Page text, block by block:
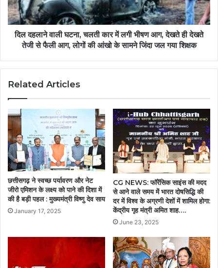
दिल दहलाने वाली घटना, चलती कार में लगी भीषण आग, देखते ही देखते
तेजी से फैली आग, लोगों की आंखो के सामने जिंदा जल गया शिक्षक
Related Articles
छत्तीसगढ़ ने स्वच्छ पर्यावरण और नेट
जीरो एमिशन के लक्ष्य को पाने की दिशा में
की है बड़ी पहल : मुख्यमंत्री विष्णु देव साय
January 17, 2025
CG NEWS: फॉरेंसिक साइंस की मदद
से आने वाले समय में भारत दोषसिद्धि की
दर में विश्व के अग्रणी देशों में शामिल होगा:
केंद्रीय गृह मंत्री अमित शाह….
June 23, 2025